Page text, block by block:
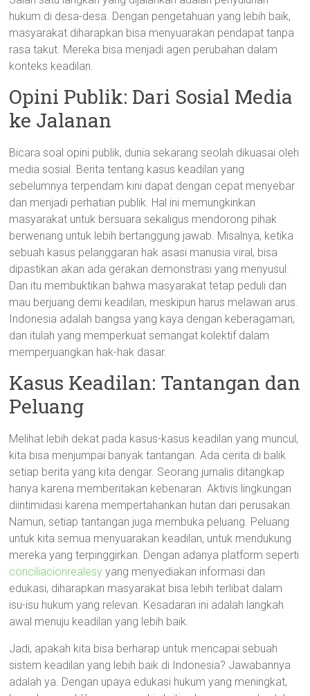
hukum di desa-desa. Dengan pengetahuan yang lebih baik,
masyarakat diharapkan bisa menyuarakan pendapat tanpa
rasa takut. Mereka bisa menjadi agen perubahan dalam
konteks keadilan.
Opini Publik: Dari Sosial Media
ke Jalanan
Bicara soal opini publik, dunia sekarang seolah dikuasai oleh
media sosial. Berita tentang kasus keadilan yang
sebelumnya terpendam kini dapat dengan cepat menyebar
dan menjadi perhatian publik. Hal ini memungkinkan
masyarakat untuk bersuara sekaligus mendorong pihak
berwenang untuk lebih bertanggung jawab. Misalnya, ketika
sebuah kasus pelanggaran hak asasi manusia viral, bisa
dipastikan akan ada gerakan demonstrasi yang menyusul.
Dan itu membuktikan bahwa masyarakat tetap peduli dan
mau berjuang demi keadilan, meskipun harus melawan arus.
Indonesia adalah bangsa yang kaya dengan keberagaman,
dan itulah yang memperkuat semangat kolektif dalam
memperjuangkan hak-hak dasar.
Kasus Keadilan: Tantangan dan
Peluang
Melihat lebih dekat pada kasus-kasus keadilan yang muncul,
kita bisa menjumpai banyak tantangan. Ada cerita di balik
setiap berita yang kita dengar. Seorang jurnalis ditangkap
hanya karena memberitakan kebenaran. Aktivis lingkungan
diintimidasi karena mempertahankan hutan dari perusakan.
Namun, setiap tantangan juga membuka peluang. Peluang
untuk kita semua menyuarakan keadilan, untuk mendukung
mereka yang terpinggirkan. Dengan adanya platform seperti
conciliacionrealesy yang menyediakan informasi dan
edukasi, diharapkan masyarakat bisa lebih terlibat dalam
isu-isu hukum yang relevan. Kesadaran ini adalah langkah
awal menuju keadilan yang lebih baik.
Jadi, apakah kita bisa berharap untuk mencapai sebuah
sistem keadilan yang lebih baik di Indonesia? Jawabannya
adalah ya. Dengan upaya edukasi hukum yang meningkat,